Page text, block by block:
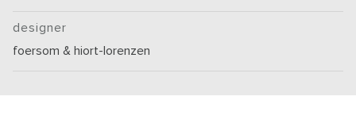
designer
foersom & hiort-lorenzen